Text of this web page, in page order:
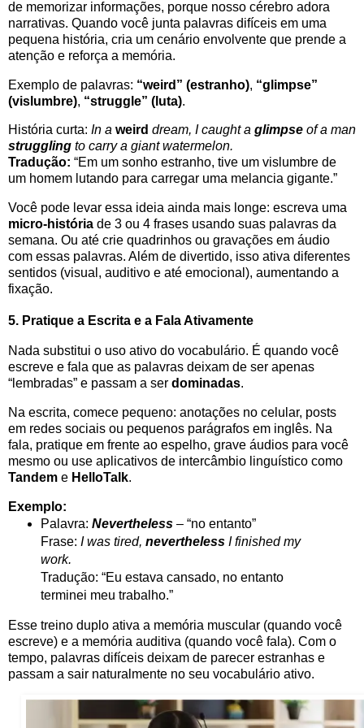
de memorizar informações, porque nosso cérebro adora
narrativas. Quando você junta palavras difíceis em uma
pequena história, cria um cenário envolvente que prende a
atenção e reforça a memória.
Exemplo de palavras: “weird” (estranho), “glimpse”
(vislumbre), “struggle” (luta).
História curta: In a weird dream, I caught a glimpse of a man
struggling to carry a giant watermelon.
Tradução: “Em um sonho estranho, tive um vislumbre de
um homem lutando para carregar uma melancia gigante.”
Você pode levar essa ideia ainda mais longe: escreva uma
micro-história de 3 ou 4 frases usando suas palavras da
semana. Ou até crie quadrinhos ou gravações em áudio
com essas palavras. Além de divertido, isso ativa diferentes
sentidos (visual, auditivo e até emocional), aumentando a
fixação.
5. Pratique a Escrita e a Fala Ativamente
Nada substitui o uso ativo do vocabulário. É quando você
escreve e fala que as palavras deixam de ser apenas
“lembradas” e passam a ser dominadas.
Na escrita, comece pequeno: anotações no celular, posts
em redes sociais ou pequenos parágrafos em inglês. Na
fala, pratique em frente ao espelho, grave áudios para você
mesmo ou use aplicativos de intercâmbio linguístico como
Tandem e HelloTalk.
Exemplo:
Palavra: Nevertheless – “no entanto”
Frase: I was tired, neverthelessI finished my
work.
Tradução: “Eu estava cansado, no entanto
terminei meu trabalho.”
Esse treino duplo ativa a memória muscular (quando você
escreve) e a memória auditiva (quando você fala). Com o
tempo, palavras difíceis deixam de parecer estranhas e
passam a sair naturalmente no seu vocabulário ativo.